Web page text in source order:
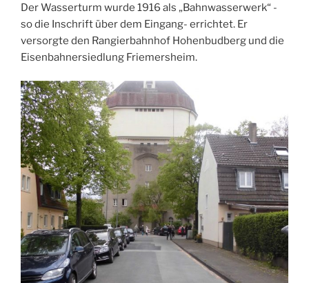
Der Wasserturm wurde 1916 als „Bahnwasserwerk“ -
so die Inschrift über dem Eingang- errichtet. Er
versorgte den Rangierbahnhof Hohenbudberg und die
Eisenbahnersiedlung Friemersheim.